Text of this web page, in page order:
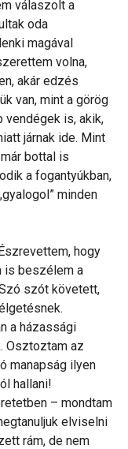
válaszolt a
oda
magával
volna,
akár edzés
van, mint a görög
vendégek is, akik,
járnak ide. Mint
bottal is
a fogantyúkban,
minden
hogy
is beszélem a
szót követett,
a házassági
Osztoztam az
manapság ilyen
hallani!
– mondtam
elviselni
rám, de nem